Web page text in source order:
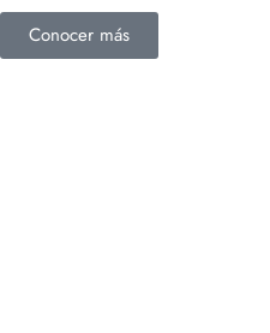
Conocer más